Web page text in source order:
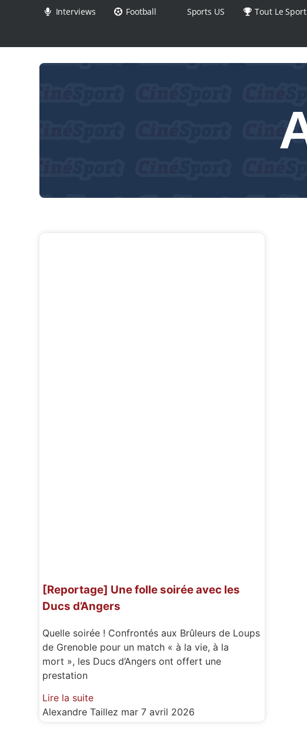
Interviews Football Sports US Tout Le Sport
[Reportage] Une folle soirée avec les
Ducs d’Angers
Quelle soirée ! Confrontés aux Brûleurs de Loups
de Grenoble pour un match « à la vie, à la
mort », les Ducs d’Angers ont offert une
prestation
Lire la suite
Alexandre Taillez mar 7 avril 2026